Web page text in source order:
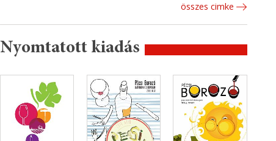
összes cimke
Nyomtatott kiadás